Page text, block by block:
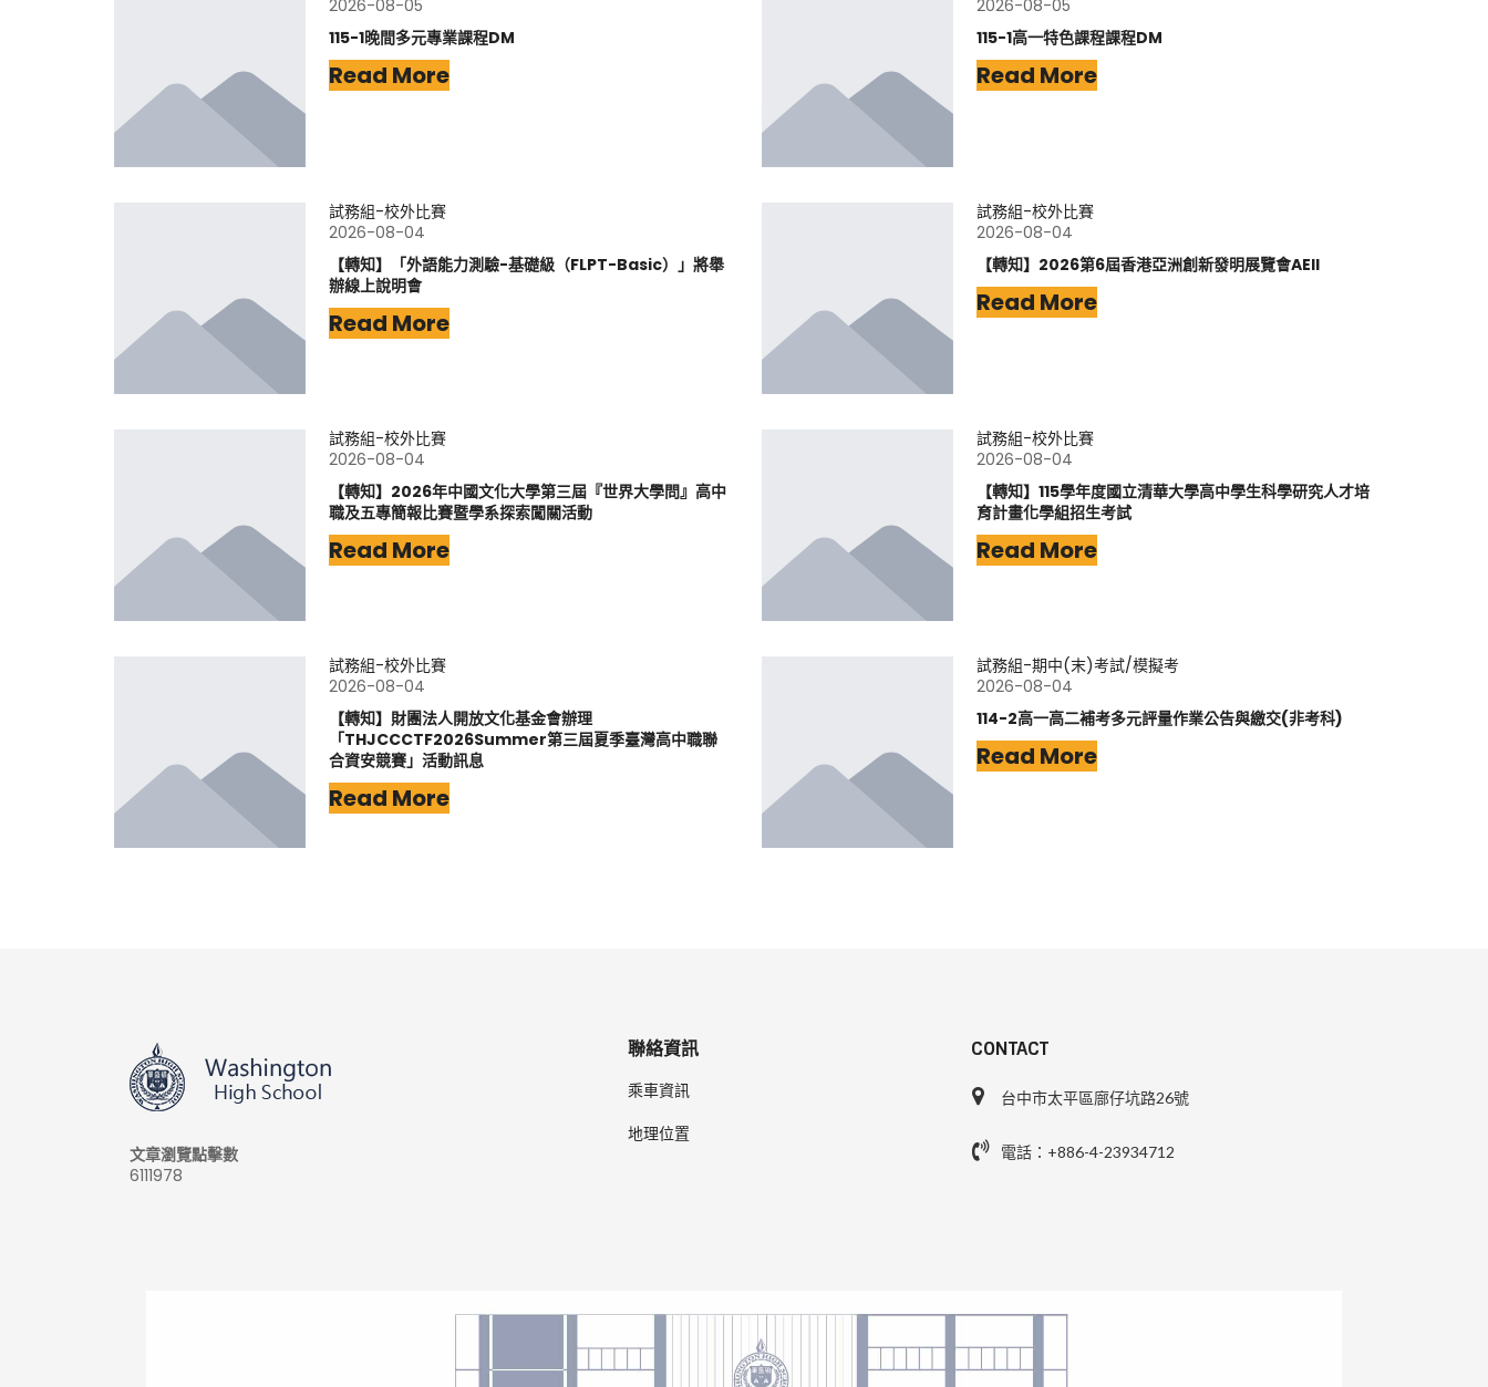
2026-08-05
115-1晚間多元專業課程DM
Read More
2026-08-05
115-1高一特色課程課程DM
Read More
試務組-校外比賽
2026-08-04
【轉知】「外語能力測驗-基礎級（FLPT-Basic）」將舉
辦線上說明會
Read More
試務組-校外比賽
2026-08-04
【轉知】2026第6屆香港亞洲創新發明展覽會AEII
Read More
試務組-校外比賽
2026-08-04
【轉知】2026年中國文化大學第三屆『世界大學問』高中
職及五專簡報比賽暨學系探索闖關活動
Read More
試務組-校外比賽
2026-08-04
【轉知】115學年度國立清華大學高中學生科學研究人才培
育計畫化學組招生考試
Read More
試務組-校外比賽
2026-08-04
【轉知】財團法人開放文化基金會辦理
「THJCCCTF2026Summer第三屆夏季臺灣高中職聯
合資安競賽」活動訊息
Read More
試務組-期中(末)考試/模擬考
2026-08-04
114-2高一高二補考多元評量作業公告與繳交(非考科)
Read More
文章瀏覽點擊數
6111978
聯絡資訊
乘車資訊
地理位置
CONTACT
台中市太平區廍仔坑路26號
電話：+886-4-23934712